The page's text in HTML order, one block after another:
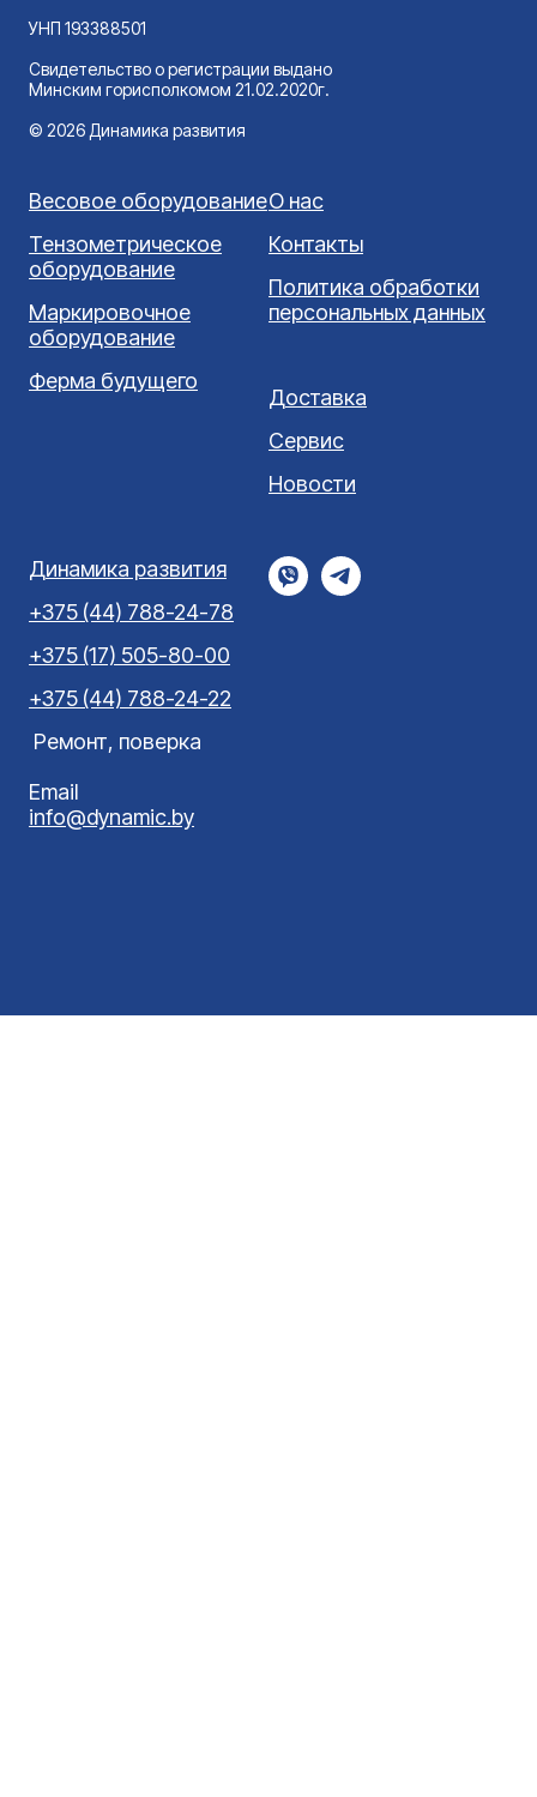
УНП 193388501
Свидетельство о регистрации выдано
Минским горисполкомом 21.02.2020г.
© 2026 Динамика развития
Весовое оборудование
Тензометрическое
оборудование
Маркировочное
оборудование
Ферма будущего
О нас
Контакты
Политика обработки
персональных данных
Доставка
Сервис
Новости
Динамика развития
+375 (44) 788-24-78
+375 (17) 505-80-00
+375 (44) 788-24-22
Ремонт, поверка
Email
info@dynamic.by